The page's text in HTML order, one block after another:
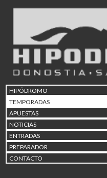
HIPÓDROMO
TEMPORADAS
APUESTAS
NOTICIAS
ENTRADAS
PREPARADOR
CONTACTO